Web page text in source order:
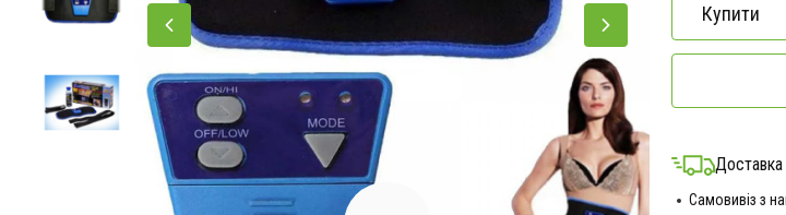
Купити
Доставка
Самовивіз з